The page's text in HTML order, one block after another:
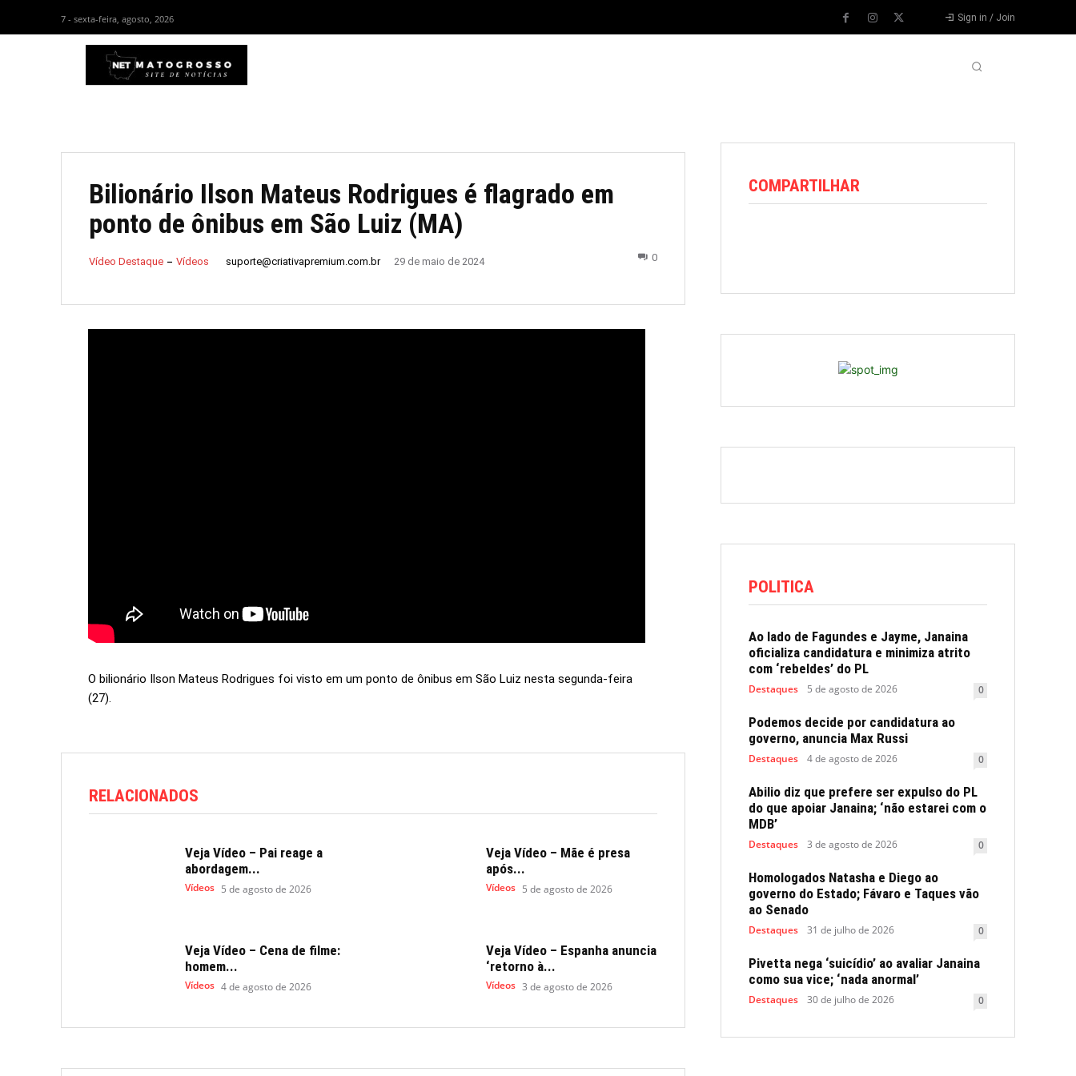
7 - sexta-feira, agosto, 2026 Sign in / Join
Bilionário Ilson Mateus Rodrigues é flagrado em
ponto de ônibus em São Luiz (MA)
Vídeo Destaque Vídeos suporte@criativapremium.com.br 29 de maio de 2024 0
O bilionário Ilson Mateus Rodrigues foi visto em um ponto de ônibus em São Luiz nesta segunda-feira
(27).
RELACIONADOS
Veja Vídeo – Pai reage a
abordagem...
Vídeos 5 de agosto de 2026
Veja Vídeo – Mãe é presa
após...
Vídeos 5 de agosto de 2026
Veja Vídeo – Cena de filme:
homem...
Vídeos 4 de agosto de 2026
Veja Vídeo – Espanha anuncia
‘retorno à...
Vídeos 3 de agosto de 2026
COMPARTILHAR
POLITICA
Ao lado de Fagundes e Jayme, Janaina
oficializa candidatura e minimiza atrito
com ‘rebeldes’ do PL
Destaques 5 de agosto de 2026 0
Podemos decide por candidatura ao
governo, anuncia Max Russi
Destaques 4 de agosto de 2026 0
Abilio diz que prefere ser expulso do PL
do que apoiar Janaina; ‘não estarei com o
MDB’
Destaques 3 de agosto de 2026 0
Homologados Natasha e Diego ao
governo do Estado; Fávaro e Taques vão
ao Senado
Destaques 31 de julho de 2026 0
Pivetta nega ‘suicídio’ ao avaliar Janaina
como sua vice; ‘nada anormal’
Destaques 30 de julho de 2026 0